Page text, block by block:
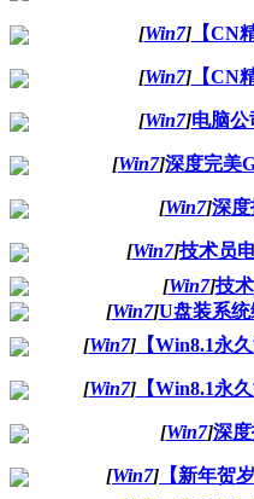
[Win7]【CN
[Win7]【CN
[Win7]电脑公
[Win7]深度完美
[Win7]深度
[Win7]技术员
[Win7]技
[Win7]U盘装系统
[Win7]【Win8.1永
[Win7]【Win8.1永
[Win7]深度
[Win7] 【新年贺